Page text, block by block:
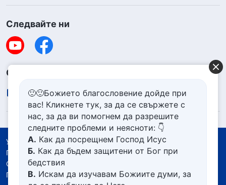
Следвайте ни
Свържете се с нас
contact.bg@godfootsteps.org
Условия за ползване
Политика за поверителност
Със съдействието на
Политика за бисквитките
🙂🙂Божието благословение дойде при
вас! Кликнете тук, за да се свържете с
нас, за да ви помогнем да разрешите
следните проблеми и неясноти: 👇
А. Как да посрещнем Господ Исус
Б. Как да бъдем защитени от Бог при
бедствия
В. Искам да изучавам Божиите думи, за